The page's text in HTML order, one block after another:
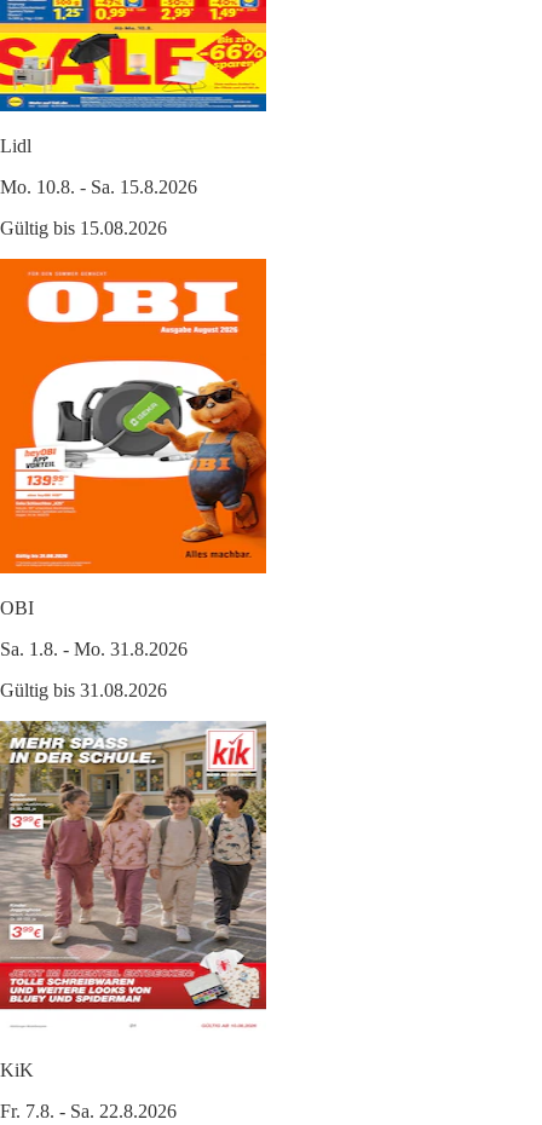
Lidl
Mo. 10.8. - Sa. 15.8.2026
Gültig bis 15.08.2026
OBI
Sa. 1.8. - Mo. 31.8.2026
Gültig bis 31.08.2026
KiK
Fr. 7.8. - Sa. 22.8.2026